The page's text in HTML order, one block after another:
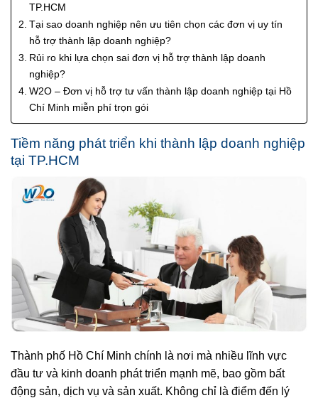
TP.HCM
Tại sao doanh nghiệp nên ưu tiên chọn các đơn vị uy tín
hỗ trợ thành lập doanh nghiệp?
Rủi ro khi lựa chọn sai đơn vị hỗ trợ thành lập doanh
nghiệp?
W2O – Đơn vị hỗ trợ tư vấn thành lập doanh nghiệp tại Hồ
Chí Minh miễn phí trọn gói
Tiềm năng phát triển khi thành lập doanh nghiệp
tại TP.HCM
Thành phố Hồ Chí Minh chính là nơi mà nhiều lĩnh vực
đầu tư và kinh doanh phát triển mạnh mẽ, bao gồm bất
động sản, dịch vụ và sản xuất. Không chỉ là điểm đến lý